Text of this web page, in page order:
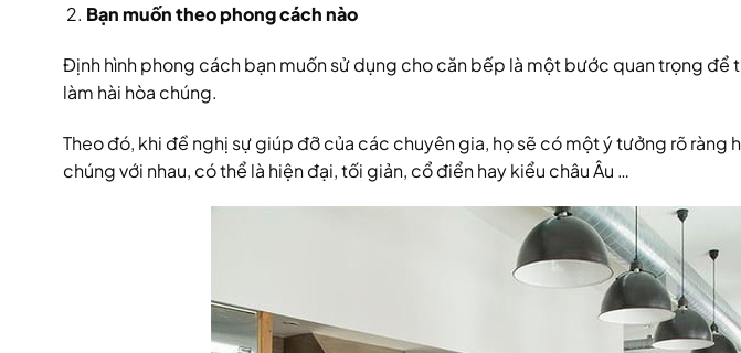
Bạn muốn theo phong cách nào
Định hình phong cách bạn muốn sử dụng cho căn bếp là một bước quan trọng để
làm hài hòa chúng.
Theo đó, khi đề nghị sự giúp đỡ của các chuyên gia, họ sẽ có một ý tưởng rõ ràng
chúng với nhau, có thể là hiện đại, tối giản, cổ điển hay kiểu châu Âu …